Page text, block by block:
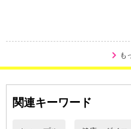
も
関連キーワード